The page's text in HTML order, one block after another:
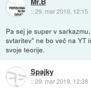
::29. mar 2019, 12:15
Pa sej je super v
svtaritev" ne bo več na YT
svoje teorije.
Spajky
::29. mar 2019, 12:38